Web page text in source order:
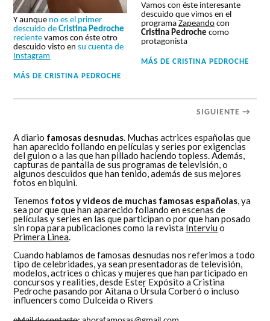
Y aunque no es el primer
descuido deCristina Pedroche
reciente vamos con éste otro
descuido visto ensu cuenta de
Instagram
MÁS DECRISTINA PEDROCHE
Vamos con éste interesante
descuido que vimos en el
programaZapeando con
Cristina Pedroche como
protagonista
MÁS DECRISTINA PEDROCHE
SIGUIENTE →
A diario famosas desnudas . Muchas actrices españolas que
han aparecido follando en películas y series por exigencias
del guion o a las que han pillado haciendo topless. Además,
capturas de pantalla de sus programas de televisión, o
algunos descuidos que han tenido, además de sus mejores
fotos en biquini.
Tenemos fotos y videos de muchas famosas españolas , ya
sea por que que han aparecido follando en escenas de
películas y series en las que participan o por que han posado
sin ropa para publicaciones como la revista Interviu o
Primera Linea
Cuando hablamos de famosas desnudas nos referimos a todo
tipo de celebridades, ya sean presentadoras de televisión,
modelos, actrices o chicas y mujeres que han participado en
concursos y realities, desde Ester Expósito a Cristina
Pedroche pasando por Aitana o Úrsula Corberó o incluso
influencers como Dulceida o Rivers